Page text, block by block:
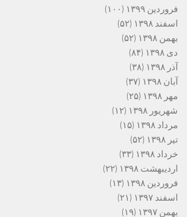
فروردین ۱۳۹۹
(۱۰۰)
اسفند ۱۳۹۸
(۵۲)
بهمن ۱۳۹۸
(۵۲)
دی ۱۳۹۸
(۸۴)
آذر ۱۳۹۸
(۳۸)
آبان ۱۳۹۸
(۳۷)
مهر ۱۳۹۸
(۲۵)
شهریور ۱۳۹۸
(۱۲)
مرداد ۱۳۹۸
(۱۵)
تیر ۱۳۹۸
(۵۲)
خرداد ۱۳۹۸
(۳۳)
اردیبهشت ۱۳۹۸
(۲۲)
فروردین ۱۳۹۸
(۱۳)
اسفند ۱۳۹۷
(۲۱)
بهمن ۱۳۹۷
(۱۹)